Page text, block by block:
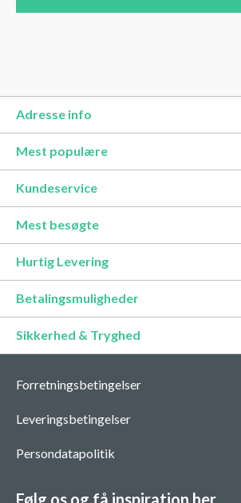
Adresse info
Mest populære
Kundeservice
Mest besøgte
Hurtig Levering
Betalingsmuligheder
Sikkerhed & Tryghed
Forretningsbetingelser
Leveringsbetingelser
Persondatapolitik
Følg os og få inspiration her